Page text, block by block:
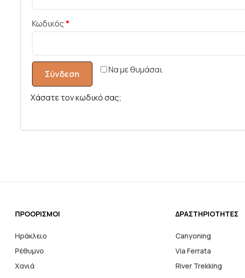
Κωδικός *
Να με θυμάσαι
Σύνδεση
Χάσατε τον κωδικό σας;
ΠΡΟΟΡΙΣΜΟΙ
Ηράκλειο
Ρέθυμνο
Χανιά
ΔΡΑΣΤΗΡΙΟΤΗΤΕΣ
Canyoning
Via Ferrata
River Trekking